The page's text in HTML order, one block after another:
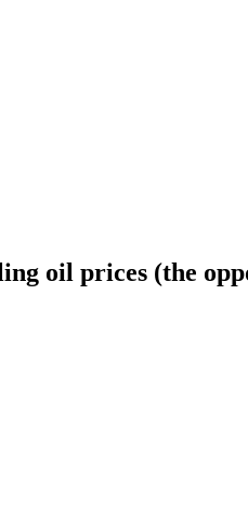
oil prices (the